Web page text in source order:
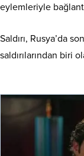
eylemleriyle
Saldırı, Rusya’da
saldırılarından biri